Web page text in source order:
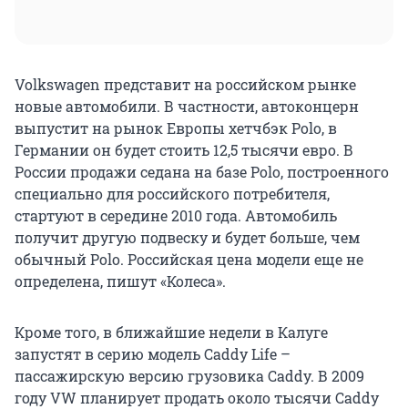
Volkswagen представит на российском рынке
новые автомобили. В частности, автоконцерн
выпустит на рынок Европы хетчбэк Polo, в
Германии он будет стоить 12,5 тысячи евро. В
России продажи седана на базе Polo, построенного
специально для российского потребителя,
стартуют в середине 2010 года. Автомобиль
получит другую подвеску и будет больше, чем
обычный Polo. Российская цена модели еще не
определена, пишут «Колеса».
Кроме того, в ближайшие недели в Калуге
запустят в серию модель Caddy Life –
пассажирскую версию грузовика Caddy. В 2009
году VW планирует продать около тысячи Caddy